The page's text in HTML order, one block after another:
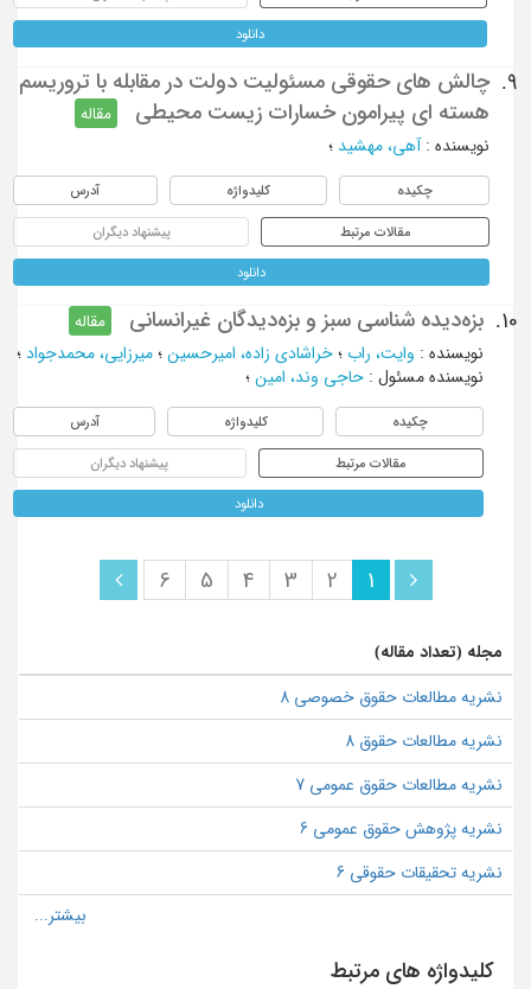
دانلود
9.
چالش های حقوقی مسئولیت دولت در مقابله با تروریسم
هسته ای پیرامون خسارات زیست محیطی
مقاله
نویسنده: آهی، مهشید؛
چکیده کلیدواژه آدرس
مقالات مرتبط پیشنهاد دیگران
دانلود
10. بزه‌دیده شناسی سبز و بزه‌دیدگان غیرانسانی
مقاله
نویسنده: وایت، راب؛ خراشادی زاده، امیرحسین؛ میرزایی، محمدجواد؛
نویسنده مسئول : حاجی وند، امین؛
چکیده کلیدواژه آدرس
مقالات مرتبط پیشنهاد دیگران
دانلود
1
2
3
4
5
6
مجله (تعداد مقاله)
نشریه مطالعات حقوق خصوصی 8
نشریه مطالعات حقوق 8
نشریه مطالعات حقوق عمومی 7
نشریه پژوهش حقوق عمومی 6
نشریه تحقیقات حقوقی 6
کلیدواژه های مرتبط